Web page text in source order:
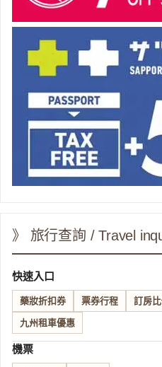
》 旅行查詢 / Travel
快速入口
藥妝折扣券 票券行程 訂房
九州租車優惠
機票